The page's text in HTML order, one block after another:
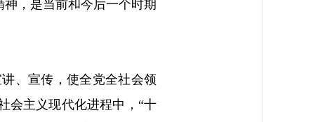
，是当前和今后一个时期
、宣传，使全党全社会领
会主义现代化进程中，“十